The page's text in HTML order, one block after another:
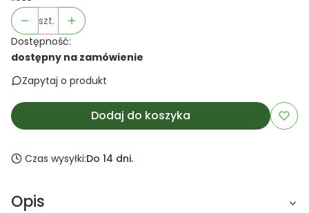
szt.
Dostępność:
dostępny na zamówienie
Zapytaj o produkt
Dodaj do koszyka
Czas wysyłki:Do 14 dni.
Opis